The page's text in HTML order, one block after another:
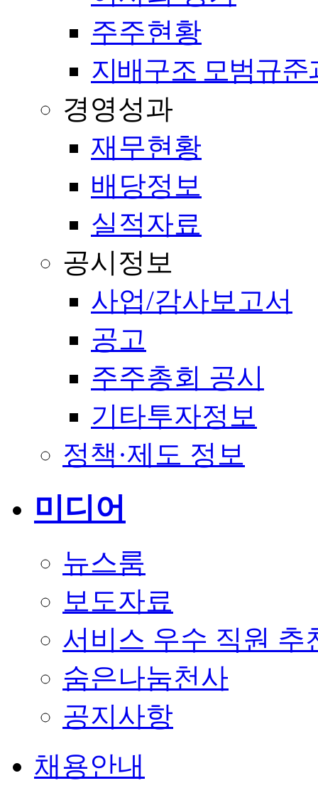
주주현황
지배구조 모범규준
경영성과
재무현황
배당정보
실적자료
공시정보
사업/감사보고서
공고
주주총회 공시
기타투자정보
정책·제도 정보
미디어
뉴스룸
보도자료
서비스 우수 직원 추
숨은나눔천사
공지사항
채용안내